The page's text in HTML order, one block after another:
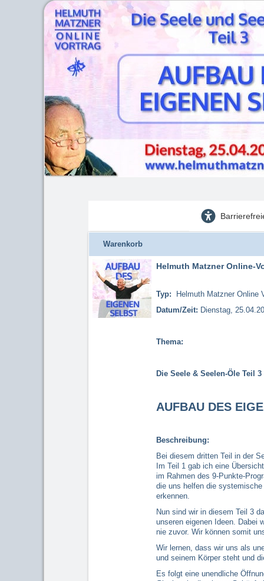
Warenkorb
Helmuth Matzner Online-
Typ: Helmuth Matzner Online
Datum/Zeit: Dienstag,
Thema:
Die Seele & Seelen-Öle Teil 3
AUFBAU DES
Beschreibung:
Bei diesem dritten Teil in der
Im Teil 1 gab ich eine
im Rahmen des 9-Punkte-
die uns helfen die
erkennen.
Nun sind wir in diesem Teil 3
unseren eigenen Ideen. Dabei
nie zuvor. Wir können somit
Wir lernen, dass wir uns als
und seinem Körper steht und
Es folgt eine unendliche